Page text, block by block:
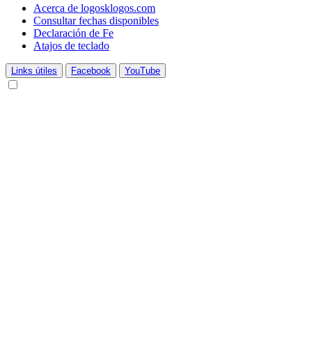
Acerca de logosklogos.com
Consultar fechas disponibles
Declaración de Fe
Atajos de teclado
Links útiles Facebook YouTube